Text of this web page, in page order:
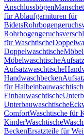
Anschlussbögen
für Ablaufgarnituren für
Bidets
für Waschtische
Doppelwaschtische
Möbelwaschtische
Aufsatzwaschtische
Handwaschbecken
für
Einbauwaschtische
Unterbauwaschtische
ComfortWaschtische für
KinderWaschtische
BeckenErsatzteile für